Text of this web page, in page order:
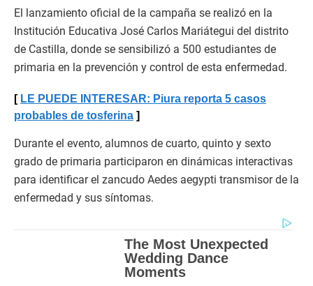
El lanzamiento oficial de la campaña se realizó en la
Institución Educativa José Carlos Mariátegui del distrito
de Castilla, donde se sensibilizó a 500 estudiantes de
primaria en la prevención y control de esta enfermedad.
LE PUEDE INTERESAR: Piura reporta 5 casos
probables de tosferina
Durante el evento, alumnos de cuarto, quinto y sexto
grado de primaria participaron en dinámicas interactivas
para identificar el zancudo Aedes aegypti transmisor de la
enfermedad y sus síntomas.